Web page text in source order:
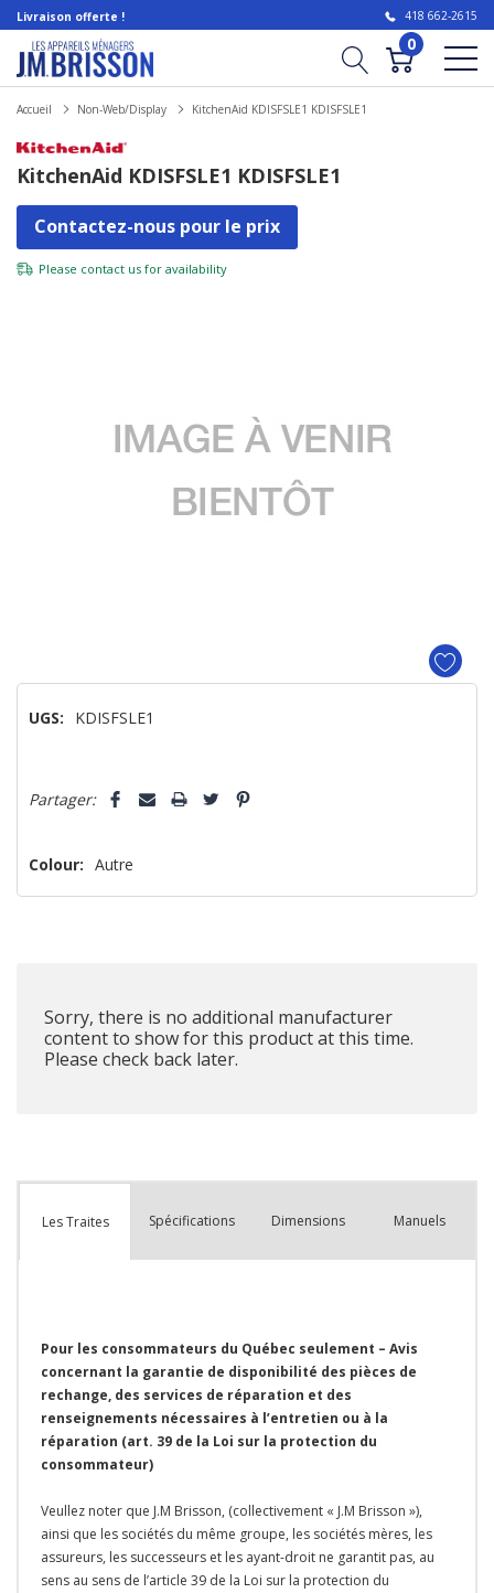
Livraison offerte ! 418 662-2615
0
Accueil Non-Web/Display KitchenAid KDISFSLE1 KDISFSLE1
KitchenAid KDISFSLE1 KDISFSLE1
Contactez-nous pour le prix
Please contact us for availability
UGS: KDISFSLE1
vous!
n’en
reste
Partager:
Colour: Autre
Sorry, there is no additional manufacturer
content to show for this product at this time.
Please check back later.
Les Traites Spécifications Dimensions Manuels
Pour les consommateurs du Québec seulement – Avis
concernant la garantie de disponibilité des pièces de
rechange, des services de réparation et des
renseignements nécessaires à l’entretien ou à la
réparation (art. 39 de la Loi sur la protection du
consommateur)
Veullez noter que J.M Brisson, (collectivement « J.M Brisson »),
ainsi que les sociétés du même groupe, les sociétés mères, les
assureurs, les successeurs et les ayant-droit ne garantit pas, au
sens au sens de l’article 39 de la Loi sur la protection du